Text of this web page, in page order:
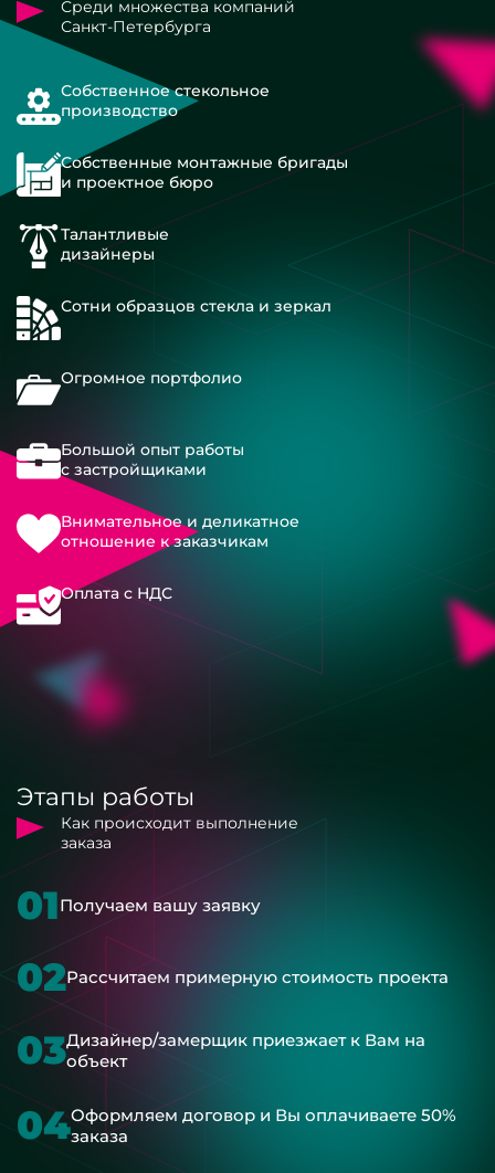
Среди множества компаний
Санкт-Петербурга
Собственное стекольное
производство
Собственные монтажные бригады
и проектное бюро
Талантливые
дизайнеры
Сотни образцов стекла и зеркал
Огромное портфолио
Большой опыт работы
с застройщиками
Внимательное и деликатное
отношение к заказчикам
Оплата с НДС
Этапы работы
Как происходит выполнение
заказа
01Получаем вашу заявку
02Рассчитаем примерную стоимость проекта
03Дизайнер/замерщик приезжает к Вам на
объект
04Оформляем договор и Вы оплачиваете 50%
заказа